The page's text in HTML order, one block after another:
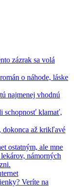
zázrak sa volá
o náhode, láske
najmenej vhodnú
schopnosť klamať,
dokonca až krikľavé
ostatným, ale mne
námorných
Veríte na